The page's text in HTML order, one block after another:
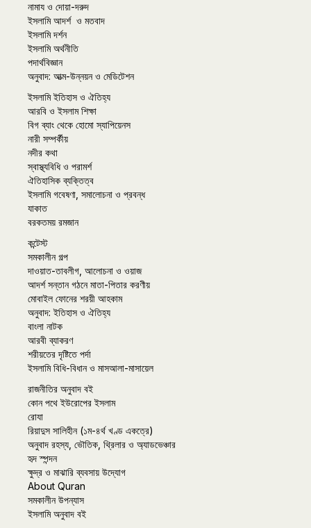
নামায ও দোয়া-দরুদ
ইসলামি আদর্শ ও মতবাদ
ইসলামি দর্শন
ইসলামি অর্থনীতি
পদার্থবিজ্ঞান
অনুবাদ: আত্ম-উন্নয়ন ও মেডিটেশন
ইসলামি ইতিহাস ও ঐতিহ্য
আরবি ও ইসলাম শিক্ষা
বিগ ব্যাং থেকে হোমো স্যাপিয়েনস
নারী সম্পর্কীয়
নদীর কথা
স্বাস্থ্যবিধি ও পরামর্শ
ঐতিহাসিক ব্যক্তিত্ব
ইসলামি গবেষণা, সমালোচনা ও প্রবন্ধ
যাকাত
বরকতময় রমজান
কন্টেস্ট
সমকালীন গল্প
দাওয়াত-তাবলীগ, আলোচনা ও ওয়াজ
আদর্শ সন্তান গঠনে মাতা-পিতার করণীয়
মোবাইল ফোনের শরয়ী আহকাম
অনুবাদ: ইতিহাস ও ঐতিহ্য
বাংলা নাটক
আরবী ব্যাকরণ
শরীয়তের দৃষ্টিতে পর্দা
ইসলামি বিধি-বিধান ও মাসআলা-মাসায়েল
রাজনীতির অনুবাদ বই
কোন পথে ইউরোপের ইসলাম
রোযা
রিয়াদুস সালিহীন (১ম-৪র্থ খণ্ড একত্রে)
অনুবাদ রহস্য, ভৌতিক, থ্রিলার ও অ্যাডভেঞ্চার
হৃদ স্পন্দন
ক্ষুদ্র ও মাঝারি ব্যবসায় উদ্যোগ
About Quran
সমকালীন উপন্যাস
ইসলামি অনুবাদ বই